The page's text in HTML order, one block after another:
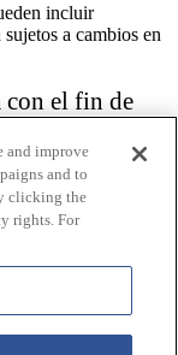
incluir
a cambios en
el fin de
aquí no pretenden
accesibles
específico. Para
revise
and improve
and to
clicking the
rights. For